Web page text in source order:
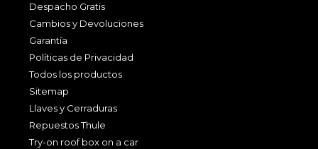
Despacho Gratis
Cambios y Devoluciones
Garantía
Políticas de Privacidad
Todos los productos
Sitemap
Llaves y Cerraduras
Repuestos Thule
Try-on roof box on a car